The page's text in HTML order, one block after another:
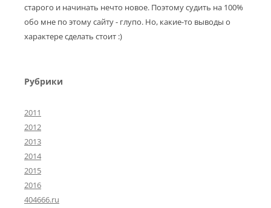
старого и начинать нечто новое. Поэтому судить на 100%
обо мне по этому сайту - глупо. Но, какие-то выводы о
характере сделать стоит :)
Рубрики
2011
2012
2013
2014
2015
2016
404666.ru